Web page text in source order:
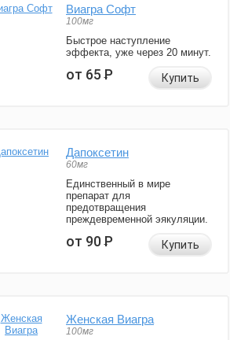
Виагра Софт
100мг
Быстрое наступление
эффекта, уже через 20 минут.
от 65Р Купить
Дапоксетин
60мг
Единственный в мире
препарат для
предотвращения
преждевременной эякуляции.
от 90Р Купить
Женская Виагра
100мг